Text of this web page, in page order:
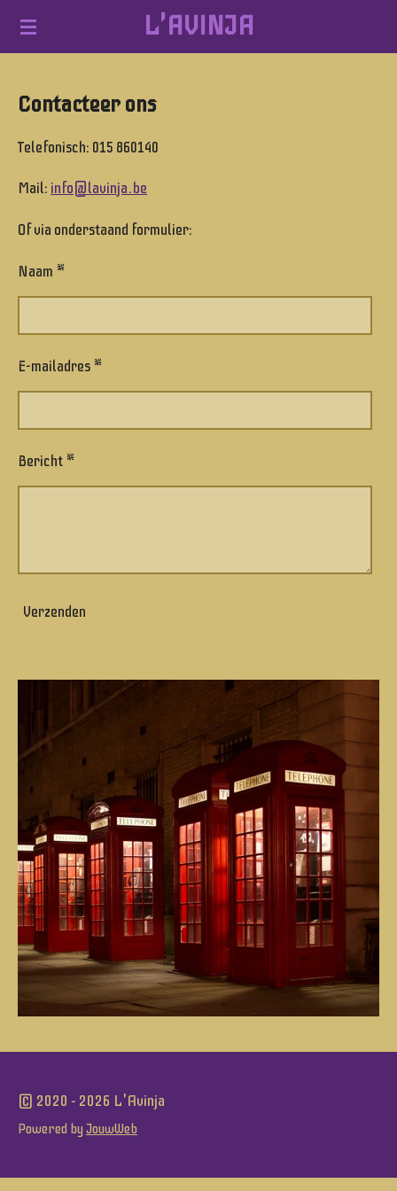
Ga
de
L'AVINJA
Contacteer ons
Telefonisch: 015 860140
Mail: info@lavinja.be
Of via onderstaand formulier:
Naam *
E-mailadres *
Bericht *
Verzenden
© 2020 - 2026 L'Avinja
Powered by JouwWeb